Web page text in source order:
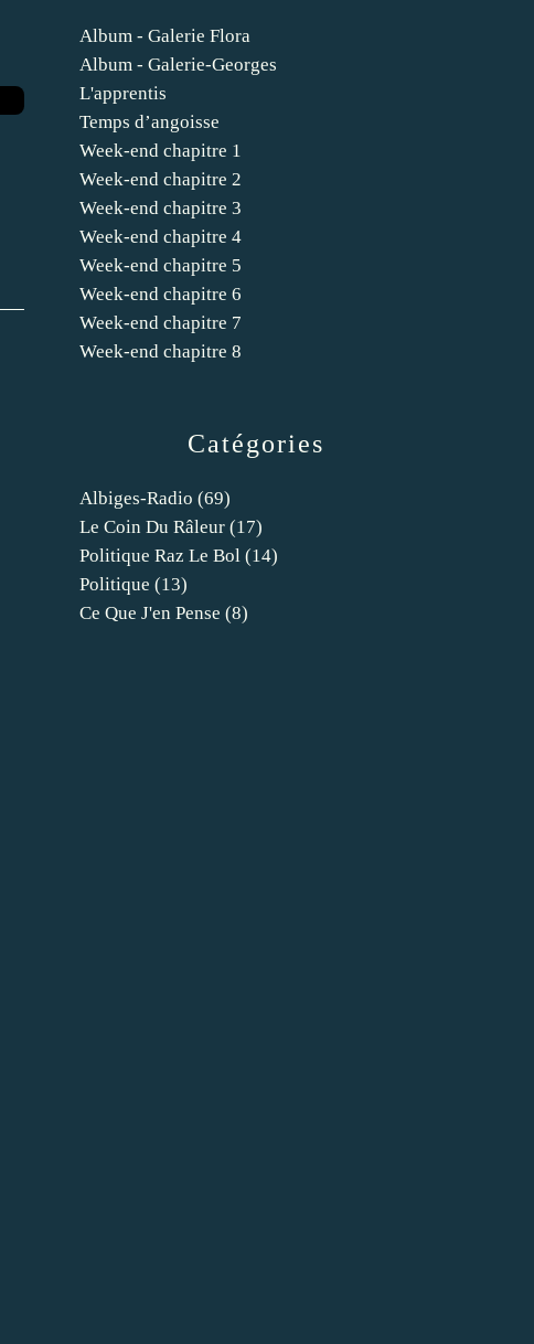
Catégories
Albiges-Radio (69)
Le Coin Du Râleur (17)
Politique Raz Le Bol (14)
Politique (13)
Ce Que J'en Pense (8)
Album - Galerie Flora
Album - Galerie-Georges
L'apprentis
Temps d’angoisse
Week-end chapitre 1
Week-end chapitre 2
Week-end chapitre 3
Week-end chapitre 4
Week-end chapitre 5
Week-end chapitre 6
Week-end chapitre 7
Week-end chapitre 8